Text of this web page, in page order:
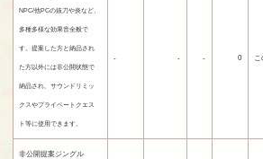
NPC/他PCの抜刀や炎など、
多種多様な効果音全般で
す。提案した方と納品され
た方以外には非公開状態で
納品され、サウンドリミッ
クスやプライベートクエス
ト等に使用できます。
- - - 0 こ
非公開提案ジングル